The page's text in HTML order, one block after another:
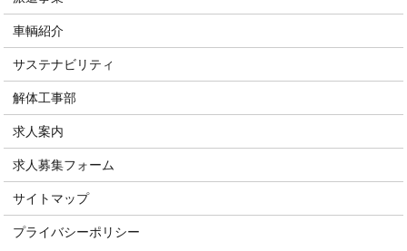
車輌紹介
サステナビリティ
解体工事部
求人案内
求人募集フォーム
サイトマップ
プライバシーポリシー